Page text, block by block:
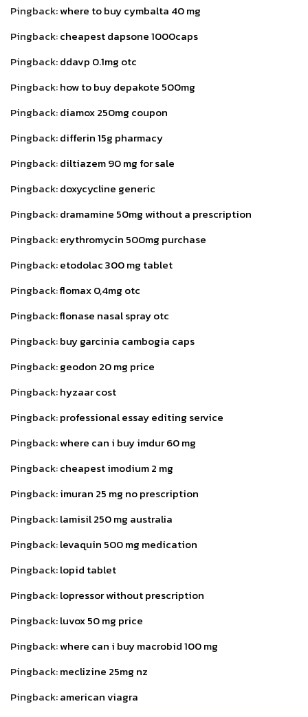
Pingback:where to buy cymbalta 40 mg
Pingback:cheapest dapsone 1000caps
Pingback:ddavp 0.1mg otc
Pingback:how to buy depakote 500mg
Pingback:diamox 250mg coupon
Pingback:differin 15g pharmacy
Pingback:diltiazem 90 mg for sale
Pingback:doxycycline generic
Pingback:dramamine 50mg without a prescription
Pingback:erythromycin 500mg purchase
Pingback:etodolac 300 mg tablet
Pingback:flomax 0,4mg otc
Pingback:flonase nasal spray otc
Pingback:buy garcinia cambogia caps
Pingback:geodon 20 mg price
Pingback:hyzaar cost
Pingback:professional essay editing service
Pingback:where can i buy imdur 60 mg
Pingback:cheapest imodium 2 mg
Pingback:imuran 25 mg no prescription
Pingback:lamisil 250 mg australia
Pingback:levaquin 500 mg medication
Pingback:lopid tablet
Pingback:lopressor without prescription
Pingback:luvox 50 mg price
Pingback:where can i buy macrobid 100 mg
Pingback:meclizine 25mg nz
Pingback:american viagra